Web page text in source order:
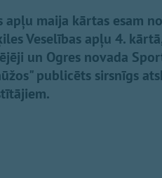
apļu maija kārtas esam
Veselības apļu 4.
un Ogres novada
publicēts sirsnīgs